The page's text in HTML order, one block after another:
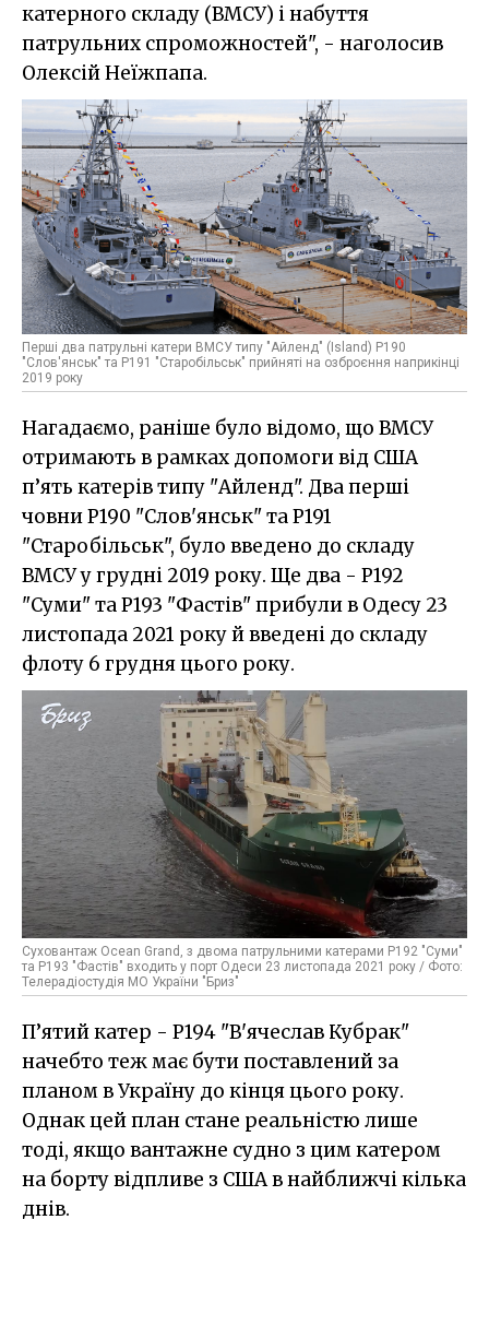
катерного складу (ВМСУ) і набуття
патрульних спроможностей", - наголосив
Олексій Неїжпапа.
Перші два патрульні катери ВМСУ типу "Айленд" (Island) P190
"Слов'янськ" та Р191 "Старобільськ" прийняті на озброєння наприкінці
2019 року
Нагадаємо, раніше було відомо, що ВМСУ
отримають в рамках допомоги від США
п’ять катерів типу "Айленд". Два перші
човни Р190 "Слов'янськ" та Р191
"Старобільськ", було введено до складу
ВМСУ у грудні 2019 року. Ще два - Р192
"Суми" та Р193 "Фастів" прибули в Одесу 23
листопада 2021 року й введені до складу
флоту 6 грудня цього року.
Суховантаж Ocean Grand, з двома патрульними катерами Р192 "Суми"
та Р193 "Фастів" входить у порт Одеси 23 листопада 2021 року / Фото:
Телерадіостудія МО України "Бриз"
П’ятий катер - Р194 "В'ячеслав Кубрак"
начебто теж має бути поставлений за
планом в Україну до кінця цього року.
Однак цей план стане реальністю лише
тоді, якщо вантажне судно з цим катером
на борту відпливе з США в найближчі кілька
днів.